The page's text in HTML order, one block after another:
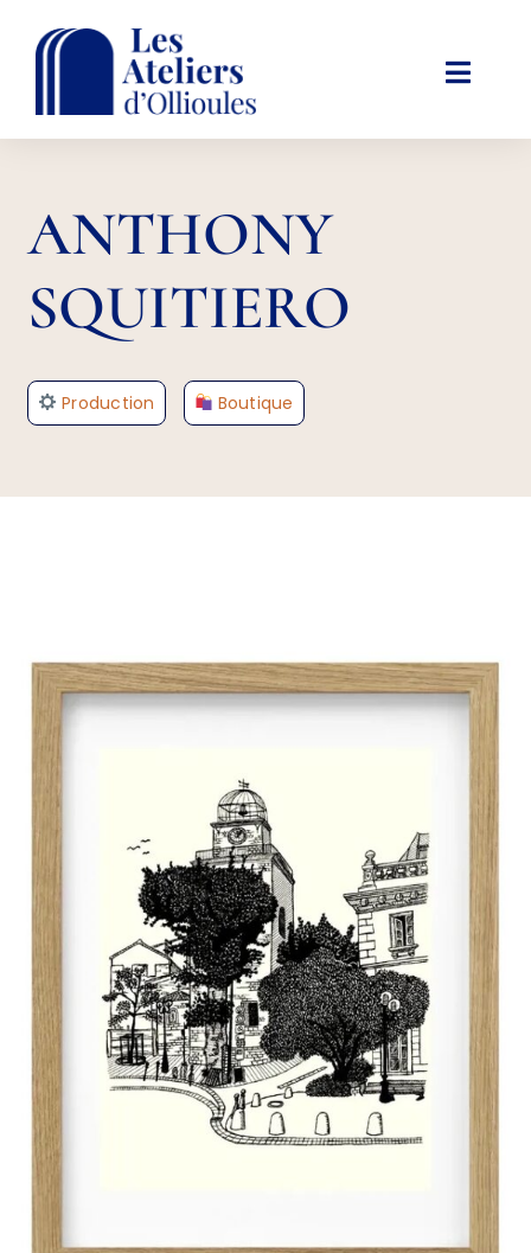
ACTIVITÉS ET LOISIRS
AGENDA
INFOS PRATIQUES
ANTHONY
SQUITIERO
Production Boutique